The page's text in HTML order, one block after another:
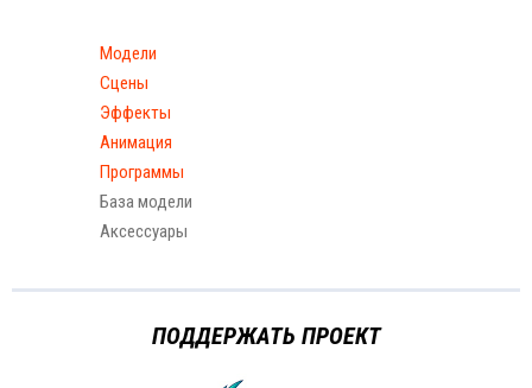
Модели
Сцены
Эффекты
Анимация
Программы
База модели
Аксессуары
ПОДДЕРЖАТЬ ПРОЕКТ